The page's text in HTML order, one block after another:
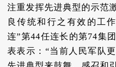
注重发挥先进典型的示范
良传统和行之有效的工
连”第44任连长的第74集
表表示：“当前人民军队